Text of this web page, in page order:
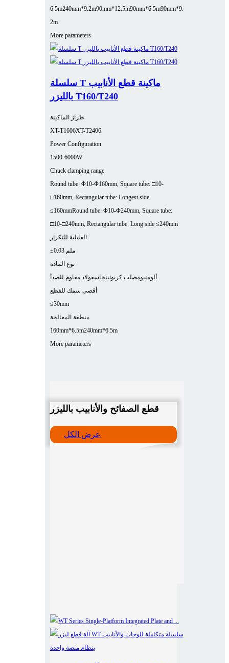
6.5m240mm*9.2m90mm*12.5m90mm*6.5m90mm*9.
2m
More parameters
سلسلة T ماكينة قطع الأنابيب
بالليزر T160/T240
طراز الماكينة
XT-T1606XT-T2406
Power Configuration
1500-6000W
Chuck clamping range
Round tube: Φ10-Φ160mm, Square tube: □10-
□160mm, Rectangular tube: Longest side
≤160mmRound tube: Φ10-Φ240mm, Square tube:
□10-□240mm, Rectangular tube: Long side ≤240mm
القابلية للتكرار
±0.03 ملم
نوع المادة
ألومنيومصلب كربونينحاسفولاذ مقاوم للصدأ
أقصى سمك للقطع
≤30mm
منطقة المعالجة
160mm*6.5m240mm*6.5m
More parameters
قطع الصفائح والأنابيب بالليزر
عرض الكل